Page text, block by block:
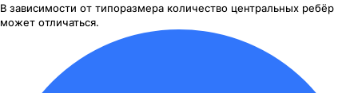
В зависимости от типоразмера количество центральных ребёр
может отличаться.